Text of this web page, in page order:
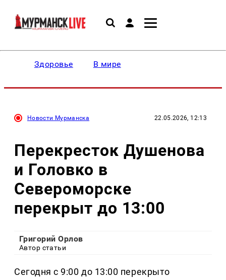
Здоровье В мире
Новости Мурманска 22.05.2026, 12:13
Перекресток Душенова
и Головко в
Североморске
перекрыт до 13:00
Григорий Орлов
Автор статьи
Сегодня с 9:00 до 13:00 перекрыто